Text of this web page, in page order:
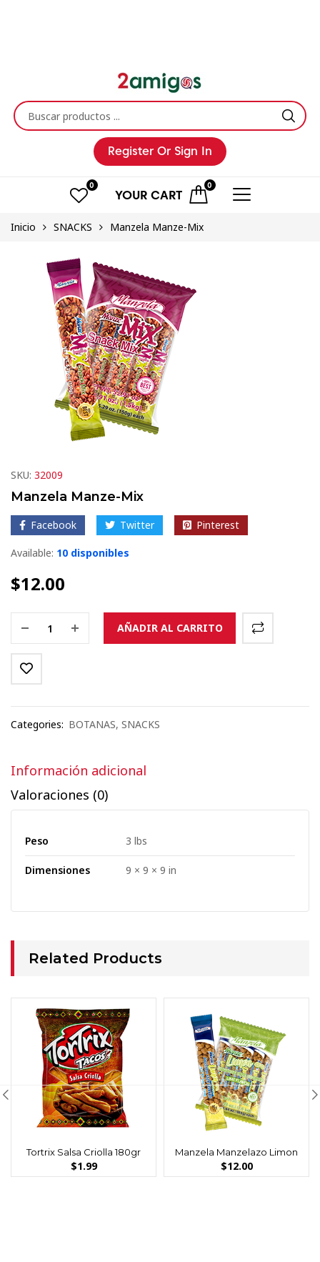
Register Or Sign In
0 0
YOUR CART
Inicio SNACKS Manzela Manze-Mix
SKU: 32009
Manzela Manze-Mix
Facebook Twitter Pinterest
Available: 10 disponibles
$12.00
AÑADIR AL CARRITO
Categories: BOTANAS, SNACKS
Información adicional
Valoraciones (0)
Peso 3 lbs
Dimensiones 9 × 9 × 9 in
Related Products
Tortrix Salsa Criolla 180gr
$1.99
Manzela Manzelazo Limon
$12.00